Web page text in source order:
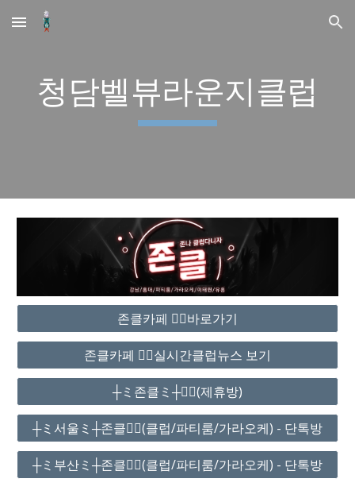
Skip to main content Skip to navigation
청담벨뷰라운지클럽
존클카페 ❤️‍🔥바로가기
존클카페 ❤️‍🔥실시간클럽뉴스 보기
┼ミ존클ミ┼❤️‍🔥(제휴방)
┼ミ서울ミ┼존클❤️‍🔥(클럽/파티룸/가라오케) - 단톡방
┼ミ부산ミ┼존클❤️‍🔥(클럽/파티룸/가라오케) - 단톡방